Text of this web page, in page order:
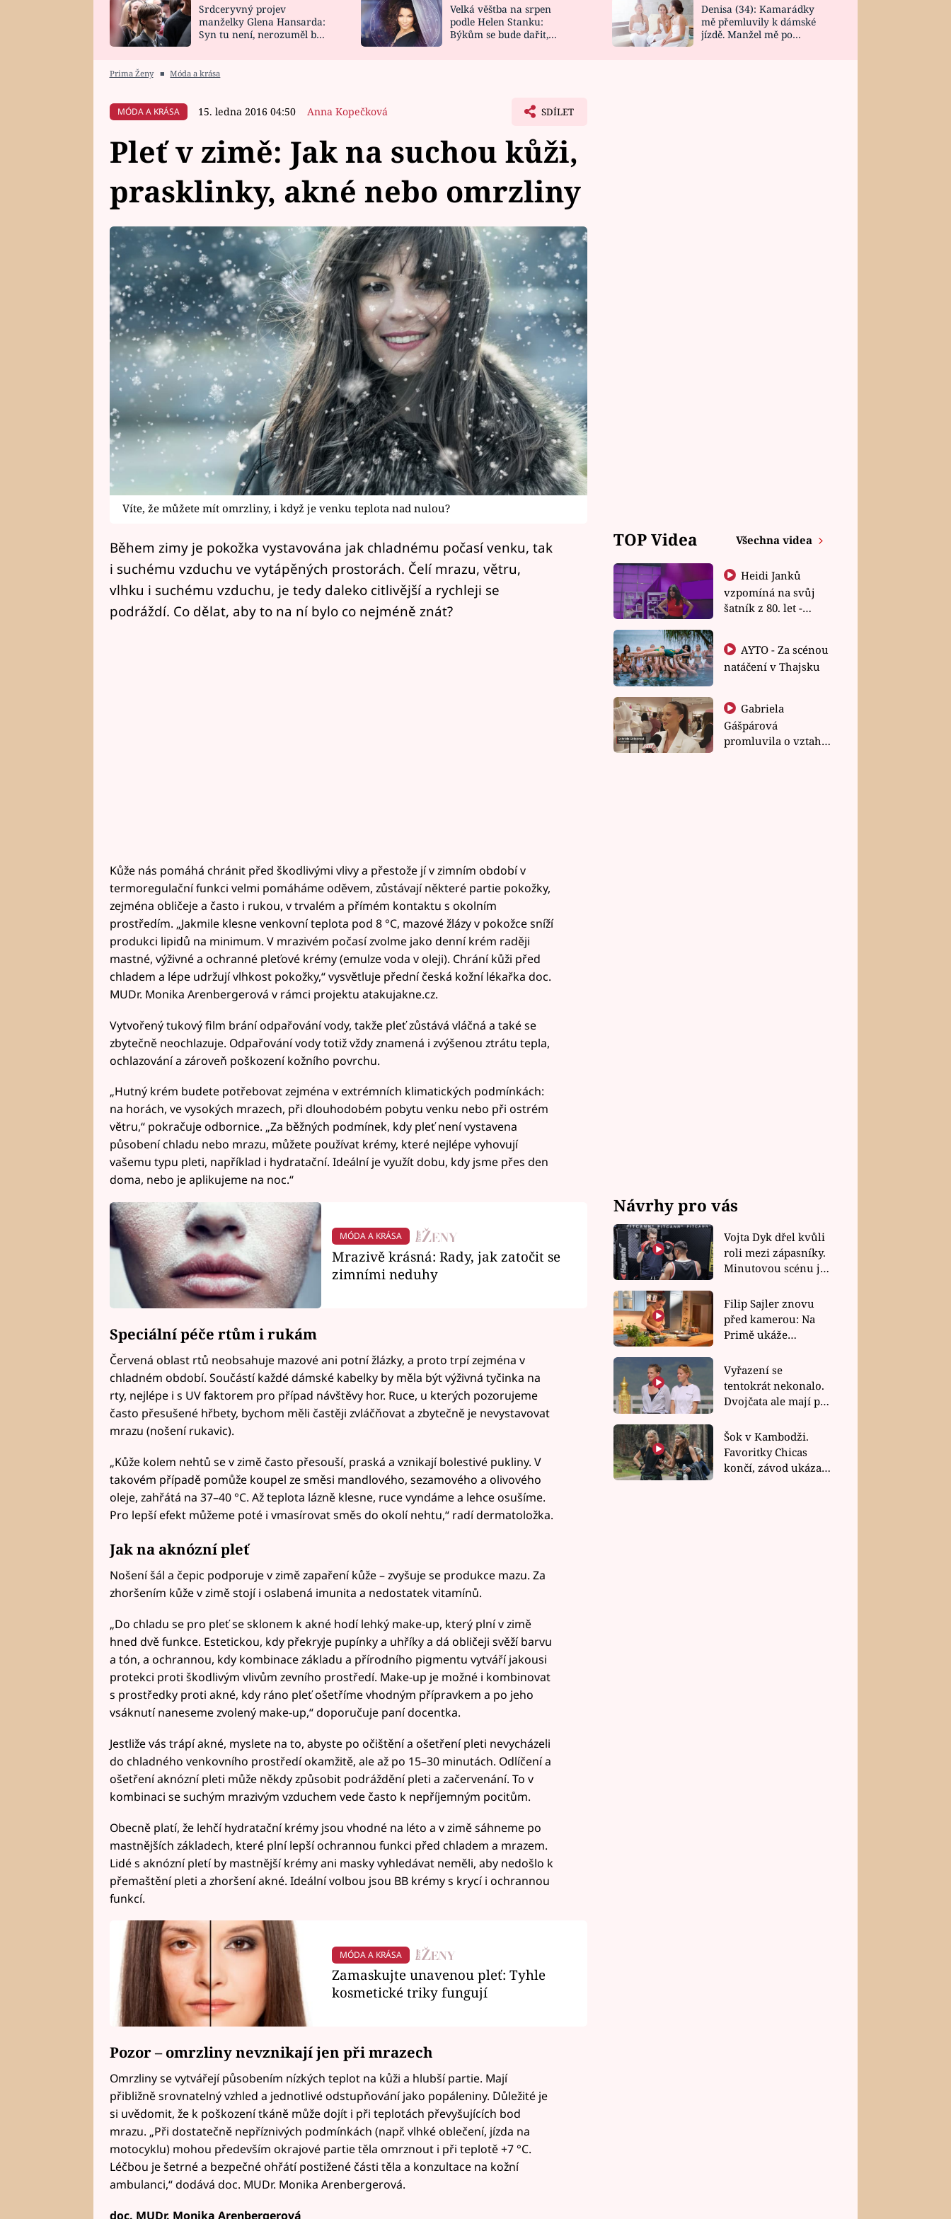
HOROSKOP NA
CELEBRITY
VAŘENÍ
NOVINKY
VIDEORECEPTY
DESIGN
Srdceryvný projev
manželky Glena Hansarda:
Syn tu není, nerozuměl by
Velká věštba na srpen
podle Helen Stanku:
Býkům se bude dařit,
Denisa (34): Kamarádky
mě přemluvily k dámské
jízdě. Manžel mě po
Prima Ženy ■ Móda a krása
MÓDA A KRÁSA 15. ledna 2016 04:50 Anna Kopečková SDÍLET
Pleť v zimě: Jak na suchou kůži,
prasklinky, akné nebo omrzliny
Víte, že můžete mít omrzliny, i když je venku teplota nad nulou?
Během zimy je pokožka vystavována jak chladnému počasí venku, tak
i suchému vzduchu ve vytápěných prostorách. Čelí mrazu, větru,
vlhku i suchému vzduchu, je tedy daleko citlivější a rychleji se
podráždí. Co dělat, aby to na ní bylo co nejméně znát?
Kůže nás pomáhá chránit před škodlivými vlivy a přestože jí v zimním období v
termoregulační funkci velmi pomáháme oděvem, zůstávají některé partie pokožky,
zejména obličeje a často i rukou, v trvalém a přímém kontaktu s okolním
prostředím. „Jakmile klesne venkovní teplota pod 8 °C, mazové žlázy v pokožce sníží
produkci lipidů na minimum. V mrazivém počasí zvolme jako denní krém raději
mastné, výživné a ochranné pleťové krémy (emulze voda v oleji). Chrání kůži před
chladem a lépe udržují vlhkost pokožky,“ vysvětluje přední česká kožní lékařka doc.
MUDr. Monika Arenbergerová v rámci projektu atakujakne.cz.
Vytvořený tukový film brání odpařování vody, takže pleť zůstává vláčná a také se
zbytečně neochlazuje. Odpařování vody totiž vždy znamená i zvýšenou ztrátu tepla,
ochlazování a zároveň poškození kožního povrchu.
„Hutný krém budete potřebovat zejména v extrémních klimatických podmínkách:
na horách, ve vysokých mrazech, při dlouhodobém pobytu venku nebo při ostrém
větru,“ pokračuje odbornice. „Za běžných podmínek, kdy pleť není vystavena
působení chladu nebo mrazu, můžete používat krémy, které nejlépe vyhovují
vašemu typu pleti, například i hydratační. Ideální je využít dobu, kdy jsme přes den
doma, nebo je aplikujeme na noc.“
MÓDA A KRÁSA
Mrazivě krásná: Rady, jak zatočit se
zimními neduhy
Speciální péče rtům i rukám
Červená oblast rtů neobsahuje mazové ani potní žlázky, a proto trpí zejména v
chladném období. Součástí každé dámské kabelky by měla být výživná tyčinka na
rty, nejlépe i s UV faktorem pro případ návštěvy hor. Ruce, u kterých pozorujeme
často přesušené hřbety, bychom měli častěji zvláčňovat a zbytečně je nevystavovat
mrazu (nošení rukavic).
„Kůže kolem nehtů se v zimě často přesouší, praská a vznikají bolestivé pukliny. V
takovém případě pomůže koupel ze směsi mandlového, sezamového a olivového
oleje, zahřátá na 37–40 °C. Až teplota lázně klesne, ruce vyndáme a lehce osušíme.
Pro lepší efekt můžeme poté i vmasírovat směs do okolí nehtu,“ radí dermatoložka.
Jak na aknózní pleť
Nošení šál a čepic podporuje v zimě zapaření kůže – zvyšuje se produkce mazu. Za
zhoršením kůže v zimě stojí i oslabená imunita a nedostatek vitamínů.
„Do chladu se pro pleť se sklonem k akné hodí lehký make-up, který plní v zimě
hned dvě funkce. Estetickou, kdy překryje pupínky a uhříky a dá obličeji svěží barvu
a tón, a ochrannou, kdy kombinace základu a přírodního pigmentu vytváří jakousi
protekci proti škodlivým vlivům zevního prostředí. Make-up je možné i kombinovat
s prostředky proti akné, kdy ráno pleť ošetříme vhodným přípravkem a po jeho
vsáknutí naneseme zvolený make-up,“ doporučuje paní docentka.
Jestliže vás trápí akné, myslete na to, abyste po očištění a ošetření pleti nevycházeli
do chladného venkovního prostředí okamžitě, ale až po 15–30 minutách. Odlíčení a
ošetření aknózní pleti může někdy způsobit podráždění pleti a začervenání. To v
kombinaci se suchým mrazivým vzduchem vede často k nepříjemným pocitům.
Obecně platí, že lehčí hydratační krémy jsou vhodné na léto a v zimě sáhneme po
mastnějších základech, které plní lepší ochrannou funkci před chladem a mrazem.
Lidé s aknózní pletí by mastnější krémy ani masky vyhledávat neměli, aby nedošlo k
přemaštění pleti a zhoršení akné. Ideální volbou jsou BB krémy s krycí i ochrannou
funkcí.
MÓDA A KRÁSA
Zamaskujte unavenou pleť: Tyhle
kosmetické triky fungují
Pozor – omrzliny nevznikají jen při mrazech
Omrzliny se vytvářejí působením nízkých teplot na kůži a hlubší partie. Mají
přibližně srovnatelný vzhled a jednotlivé odstupňování jako popáleniny. Důležité je
si uvědomit, že k poškození tkáně může dojít i při teplotách převyšujících bod
mrazu. „Při dostatečně nepříznivých podmínkách (např. vlhké oblečení, jízda na
motocyklu) mohou především okrajové partie těla omrznout i při teplotě +7 °C.
Léčbou je šetrné a bezpečné ohřátí postižené části těla a konzultace na kožní
ambulanci,“ dodává doc. MUDr. Monika Arenbergerová.
doc. MUDr. Monika Arenbergerová
TOP Videa Všechna videa
Heidi Janků
vzpomíná na svůj
šatník z 80. let -
natáčení v Thajsku
Gabriela
Gášpárová
promluvila o vztahu
Návrhy pro vás
Vojta Dyk dřel kvůli
roli mezi zápasníky.
Minutovou scénu jel
Filip Sajler znovu
před kamerou: Na
Primě ukáže
rychlé recepty
Vyřazení se
tentokrát nekonalo.
Dvojčata ale mají po
závodu nůž na krku
Šok v Kambodži.
Favoritky Chicas
končí, závod ukázal